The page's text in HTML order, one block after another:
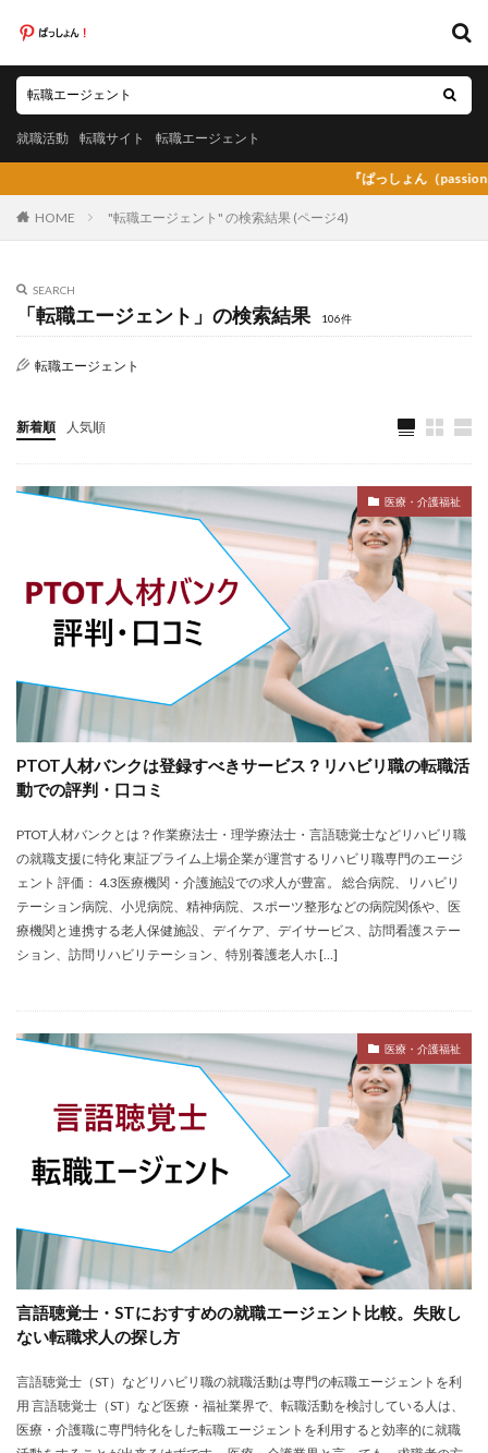
就職活動 転職サイト 転職エージェント
『ぱっしょん（passion）』プレオープン
HOME "転職エージェント" の検索結果 (ページ4)
SEARCH
「転職エージェント」の検索結果 106件
転職エージェント
新着順 人気順
医療・介護福祉
PTOT人材バンクは登録すべきサービス？リハビリ職の転職活
動での評判・口コミ
PTOT人材バンクとは？作業療法士・理学療法士・言語聴覚士などリハビリ職
の就職支援に特化 東証プライム上場企業が運営するリハビリ職専門のエージ
ェント 評価： 4.3医療機関・介護施設での求人が豊富。 総合病院、リハビリ
テーション病院、小児病院、精神病院、スポーツ整形などの病院関係や、医
療機関と連携する老人保健施設、デイケア、デイサービス、訪問看護ステー
ション、訪問リハビリテーション、特別養護老人ホ […]
医療・介護福祉
言語聴覚士・STにおすすめの就職エージェント比較。失敗し
ない転職求人の探し方
言語聴覚士（ST）などリハビリ職の就職活動は専門の転職エージェントを利
用 言語聴覚士（ST）など医療・福祉業界で、転職活動を検討している人は、
医療・介護職に専門特化をした転職エージェントを利用すると効率的に就職
就職活動 転職サイト 転職エージェント
カテゴリー
20代 日系グローバル企業
弁護士法人あおば
株式会社エス・エム・エス
株式会社エスエムエス
株式会社トライトキャリア
弁護士法人
建築施工管理士
株式会社リクルートメディカルキャリア
大学院
口コミ
合同労働組合ユニオン
吐き気が止まらない
土木施工管理士
声も聞きたくない
大学
大学中退者
失敗
平均年収 嫌い
安い
専門学校
就活 就活エージェント
就職
就職shop
工学技士人材バンク
株式会社ユニヴ
検査技師人材バンク
医療技術職
退職代行サービス
調理師
資格なし 転職
転職エージェント
転職サイト
転職活動
退職110番
退職代行jobs
退職代行SARABA
退職代行みやび
違法 違法性
都道府県別
障害者雇用バンク
離れたい
非常識
頭痛がする
語学力
診療放射線技師 相談
求人
求人募集
涙が出る 無料
登録
監査法人
言語聴覚士 看護師
社会福祉士
管理栄養士
臨床工学技士
臨床検査技師
英語力
薬キャリAGENT
薬剤師 厳しい
医療介護業界
カイゴジョブエージェント
かいご畑
キャイドラ
きらケア
クズ クラウド
クラッシャー上司